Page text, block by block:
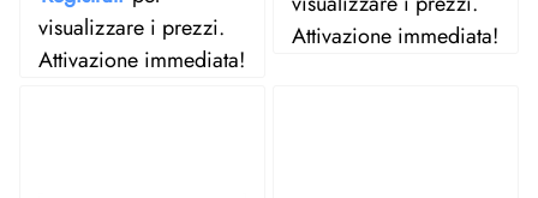
visualizzare i prezzi.
Attivazione immediata!
Attivazione immediata!